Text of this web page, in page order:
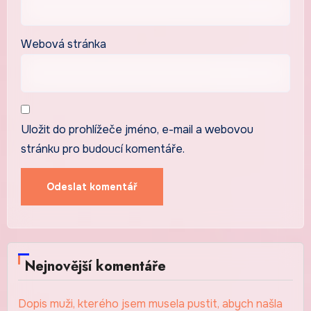
Webová stránka
Uložit do prohlížeče jméno, e-mail a webovou
stránku pro budoucí komentáře.
Nejnovější komentáře
Dopis muži, kterého jsem musela pustit, abych našla